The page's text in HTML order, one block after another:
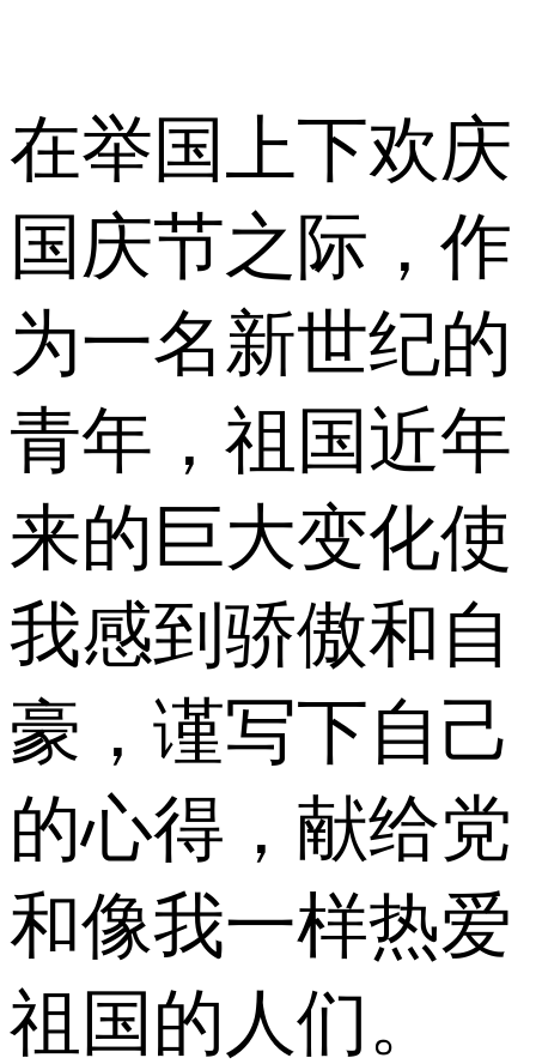
在举国上下欢庆
国庆节之际，作
为一名新世纪的
青年，祖国近年
来的巨大变化使
我感到骄傲和自
豪，谨写下自己
的心得，献给党
和像我一样热爱
祖国的人们。